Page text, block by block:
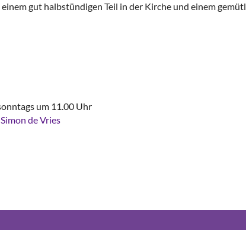
gut halbstündigen Teil in der Kirche und einem
um 11.00 Uhr
de Vries